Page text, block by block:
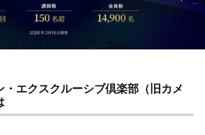
・エクスクルーシブ倶楽部（旧カメ